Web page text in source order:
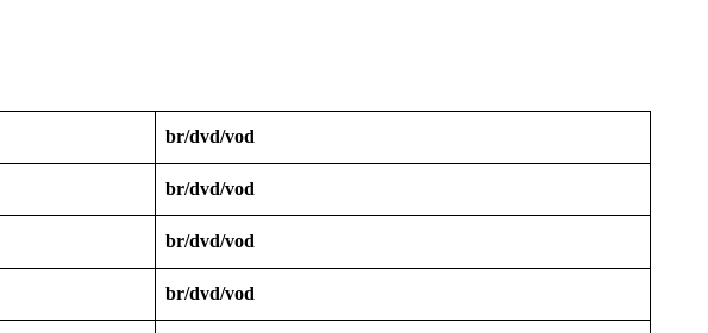
br/dvd/vod
br/dvd/vod
br/dvd/vod
br/dvd/vod